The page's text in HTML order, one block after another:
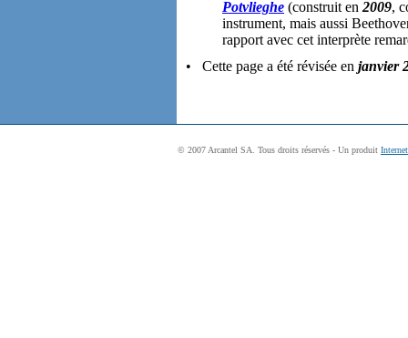
Potvlieghe (construit en 2009,
instrument, mais aussi
rapport avec cet interprète
• Cette page a été révisée en janvier
© 2007 Arcantel SA. Tous droits réservés - Un produit